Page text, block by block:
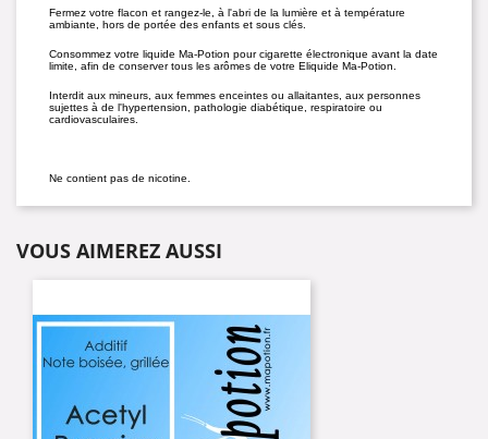
Fermez votre flacon et rangez-le, à l'abri de la lumière et à température
ambiante, hors de portée des enfants et sous clés.
Consommez votre liquide Ma-Potion pour cigarette électronique avant la date
limite, afin de conserver tous les arômes de votre Eliquide Ma-Potion.
Interdit aux mineurs, aux femmes enceintes ou allaitantes, aux personnes
sujettes à de l'hypertension, pathologie diabétique, respiratoire ou
cardiovasculaires.
Ne contient pas de nicotine.
VOUS AIMEREZ AUSSI